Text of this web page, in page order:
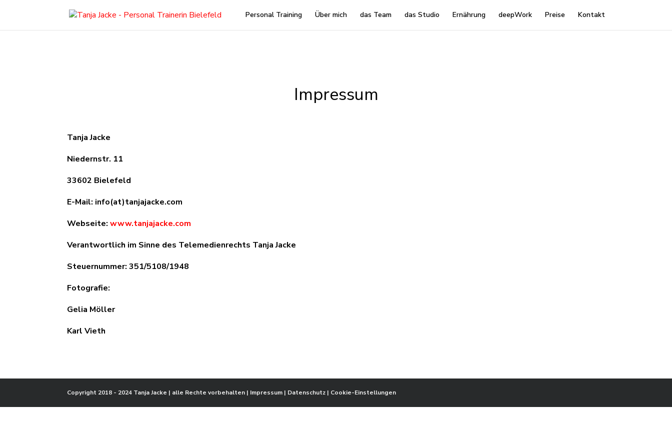
Personal Training Über mich das Team das Studio Ernährung deepWork Preise Kontakt
Impressum
Tanja Jacke
Niedernstr. 11
33602 Bielefeld
E-Mail: info(at)tanjajacke.com
Webseite:www.tanjajacke.com
Verantwortlich im Sinne des Telemedienrechts Tanja Jacke
Steuernummer: 351/5108/1948
Fotografie:
Gelia Möller
Karl Vieth
Copyright 2018 - 2024 Tanja Jacke | alle Rechte vorbehalten | Impressum | Datenschutz | Cookie-Einstellungen